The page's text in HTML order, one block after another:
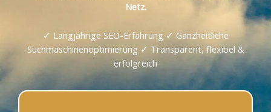
Netz.
✓ Langjährige SEO-Erfahrung ✓ Ganzheitliche
Suchmaschinenoptimierung ✓ Transparent, flexibel &
erfolgreich